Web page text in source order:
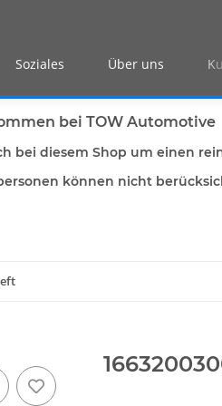
Soziales Über uns
bei TOW Automotive
bei diesem Shop um einen
können nicht